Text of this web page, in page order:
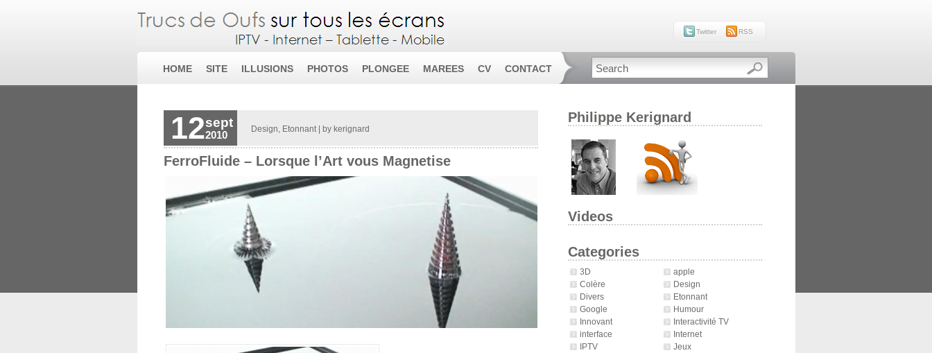
Twitter RSS
HOME SITE ILLUSIONS PHOTOS PLONGEE MAREES CV CONTACT
Philippe Kerignard
Videos
Categories
3D
apple
Colère
Design
Divers
Etonnant
Google
Humour
Innovant
Interactivité TV
interface
Internet
IPTV
Jeux
12sept
2010
Design Etonnant| by kerignard
FerroFluide – Lorsque l’Art vous Magnetise